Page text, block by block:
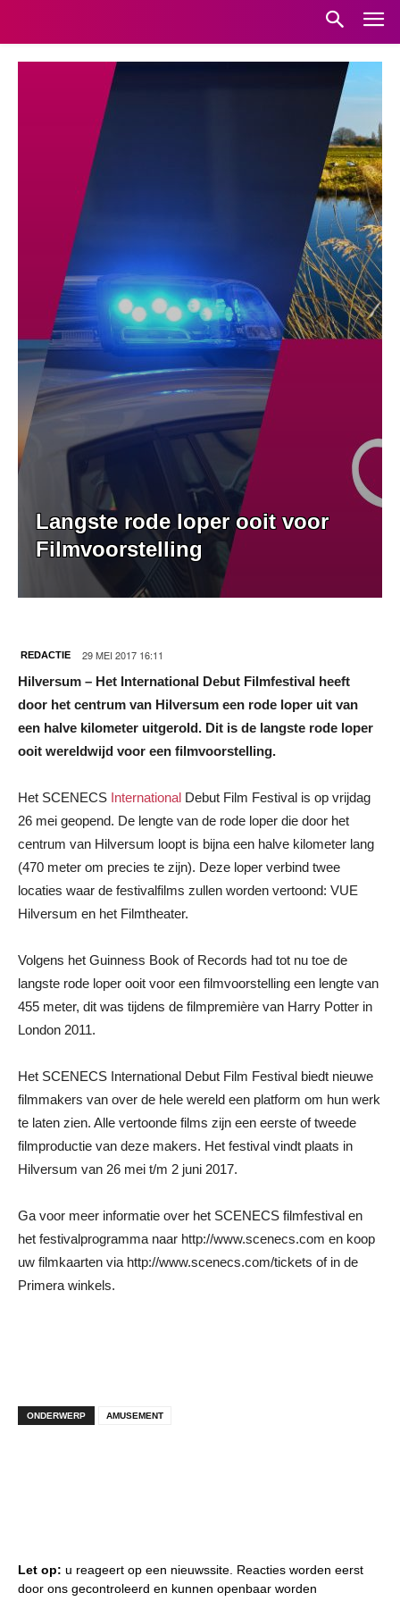
Langste rode loper ooit voor
Filmvoorstelling
REDACTIE 29 MEI 2017 16:11
Hilversum – Het International Debut Filmfestival heeft
door het centrum van Hilversum een rode loper uit van
een halve kilometer uitgerold. Dit is de langste rode loper
ooit wereldwijd voor een filmvoorstelling.
Het SCENECS International Debut Film Festival is op vrijdag
26 mei geopend. De lengte van de rode loper die door het
centrum van Hilversum loopt is bijna een halve kilometer lang
(470 meter om precies te zijn). Deze loper verbind twee
locaties waar de festivalfilms zullen worden vertoond: VUE
Hilversum en het Filmtheater.
Volgens het Guinness Book of Records had tot nu toe de
langste rode loper ooit voor een filmvoorstelling een lengte van
455 meter, dit was tijdens de filmpremière van Harry Potter in
London 2011.
Het SCENECS International Debut Film Festival biedt nieuwe
filmmakers van over de hele wereld een platform om hun werk
te laten zien. Alle vertoonde films zijn een eerste of tweede
filmproductie van deze makers. Het festival vindt plaats in
Hilversum van 26 mei t/m 2 juni 2017.
Ga voor meer informatie over het SCENECS filmfestival en
het festivalprogramma naar http://www.scenecs.com en koop
uw filmkaarten via http://www.scenecs.com/tickets of in de
Primera winkels.
ONDERWERP AMUSEMENT
Let op: u reageert op een nieuwssite. Reacties worden eerst
door ons gecontroleerd en kunnen openbaar worden